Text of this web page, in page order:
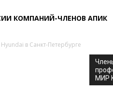
КОМПАНИЙ-ЧЛЕНОВ АПИК
в Санкт-Петербурге
МИР